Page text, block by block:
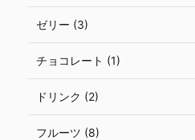
ゼリー (3)
チョコレート (1)
ドリンク (2)
フルーツ (8)